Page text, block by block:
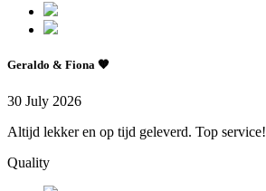
Geraldo & Fiona 🧡
30 July 2026
Altijd lekker en op tijd geleverd. Top service!
Quality